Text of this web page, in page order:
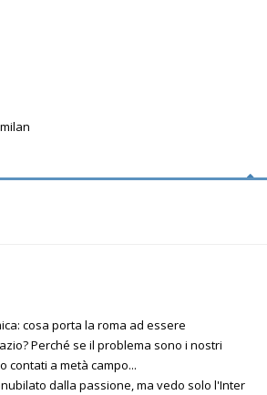
cosa porta la roma ad essere
Perché se il problema sono i nostri
contati a metà campo...
dalla passione, ma vedo solo l'Inter